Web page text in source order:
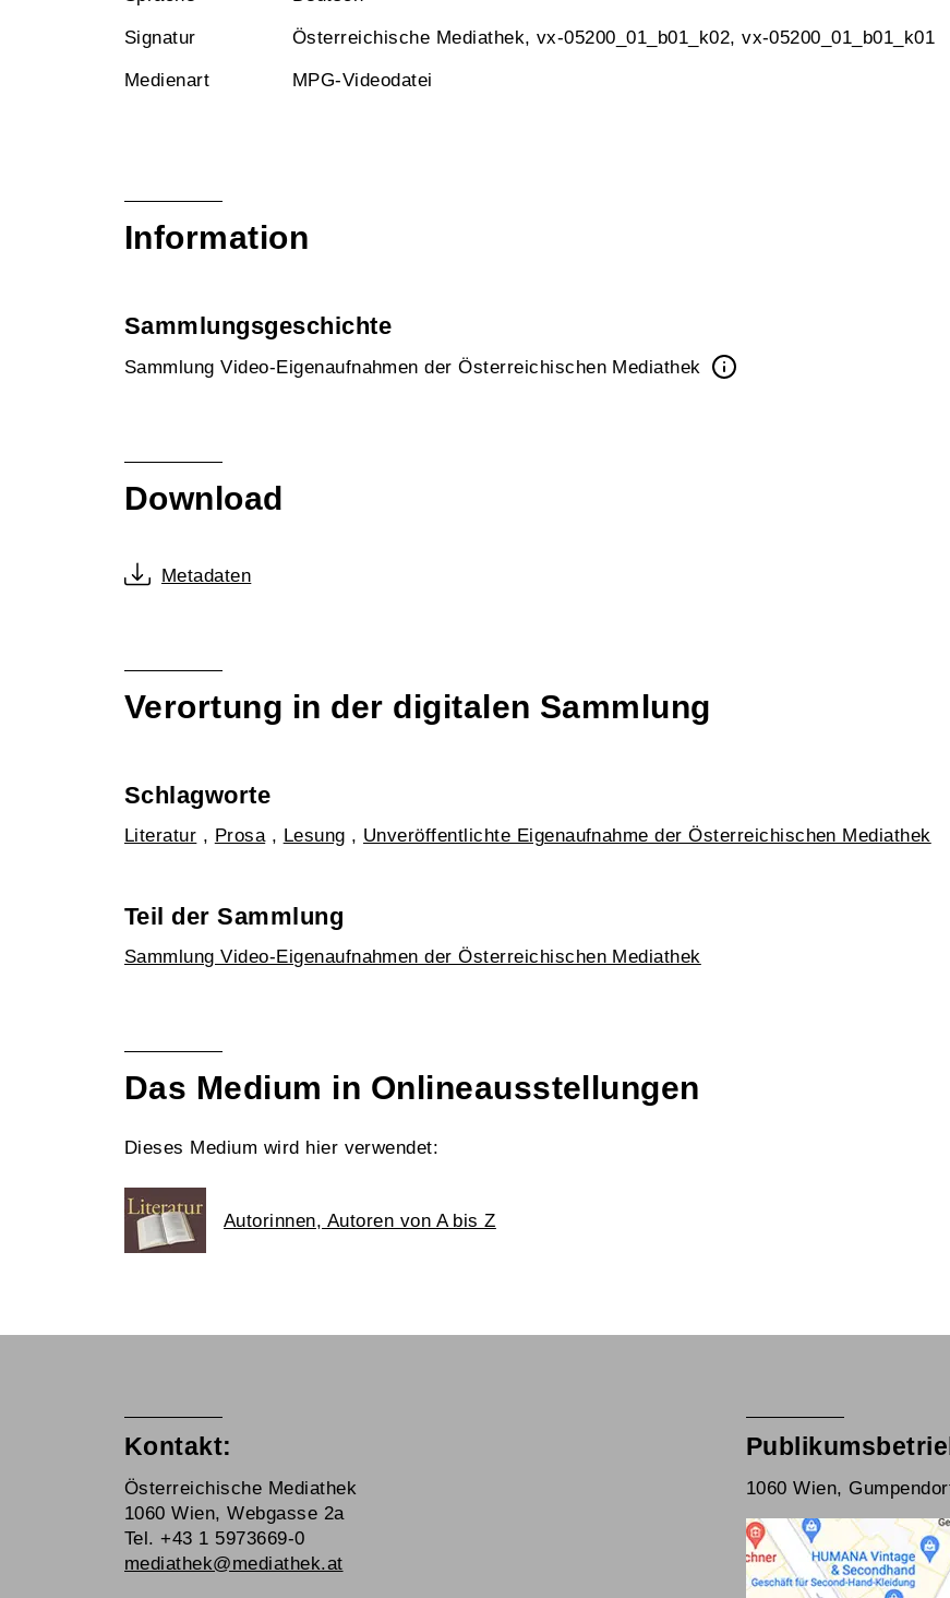
Signatur Österreichische Mediathek, vx-05200_01_b01_k02, vx-05200_01_b01_k01
Medienart MPG-Videodatei
Information
Sammlungsgeschichte
Sammlung Video-Eigenaufnahmen der Österreichischen Mediathek
Download
Metadaten
Verortung in der digitalen Sammlung
Schlagworte
Literatur , Prosa, Lesung , Unveröffentlichte Eigenaufnahme der Österreichischen Mediathek
Teil der Sammlung
Sammlung Video-Eigenaufnahmen der Österreichischen Mediathek
Das Medium in Onlineausstellungen
Dieses Medium wird hier verwendet:
Autorinnen, Autoren von A bis Z
Kontakt:
Österreichische Mediathek
1060 Wien, Webgasse 2a
Tel. +43 1 5973669-0
mediathek@mediathek.at
1060 Wien,